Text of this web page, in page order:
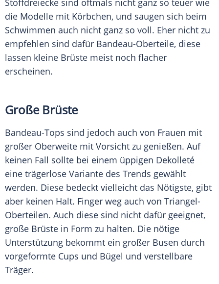
Stoffdreiecke sind oftmals nicht ganz so teuer wie
die Modelle mit Körbchen, und saugen sich beim
Schwimmen auch nicht ganz so voll. Eher nicht zu
empfehlen sind dafür Bandeau-Oberteile, diese
lassen kleine Brüste meist noch flacher
erscheinen.
Große Brüste
Bandeau-Tops sind jedoch auch von Frauen mit
großer Oberweite mit Vorsicht zu genießen. Auf
keinen Fall sollte bei einem üppigen Dekolleté
eine trägerlose Variante des Trends gewählt
werden. Diese bedeckt vielleicht das Nötigste, gibt
aber keinen Halt. Finger weg auch von Triangel-
Oberteilen. Auch diese sind nicht dafür geeignet,
große Brüste in Form zu halten. Die nötige
Unterstützung bekommt ein großer Busen durch
vorgeformte Cups und Bügel und verstellbare
Träger.